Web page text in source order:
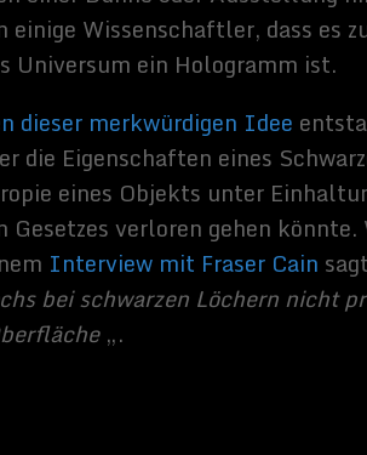
Loch gelangen, könnten
werden, der aus zwei
3D-Informationen, die im 2D-
sich in den 1990er Jahren aus, als
dass das Universum ein
man eine der vielen Dimensionen,